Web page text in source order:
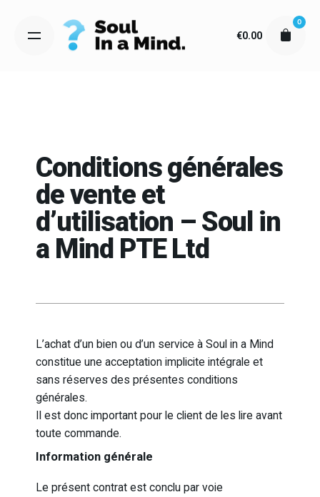
content
€0.00
0
Conditions générales
de vente et
d’utilisation – Soul in
a Mind PTE Ltd
L’achat d’un bien ou d’un service à Soul in a Mind
constitue une acceptation implicite intégrale et
sans réserves des présentes conditions
générales.
Il est donc important pour le client de les lire avant
toute commande.
Information générale
Le présent contrat est conclu par voie